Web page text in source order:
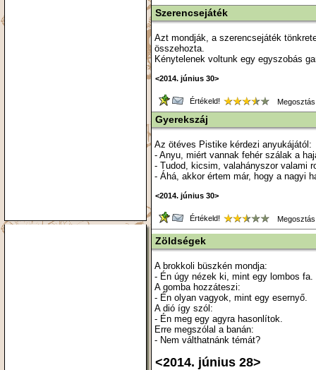
Szerencsejáték
Azt mondják, a szerencsejáték
összehozta.
Kénytelenek voltunk egy egyszobás
<2014. június 30>
Értékeld!
Gyerekszáj
Az ötéves Pistike kérdezi anyukájától:
- Anyu, miért vannak fehér szálak a
- Tudod, kicsim, valahányszor valami
- Áhá, akkor értem már, hogy a nagyi
<2014. június 30>
Értékeld!
Zöldségek
A brokkoli büszkén mondja:
- Én úgy nézek ki, mint egy lombos fa.
A gomba hozzáteszi:
- Én olyan vagyok, mint egy esernyő.
A dió így szól:
- Én meg egy agyra hasonlítok.
Erre megszólal a banán:
- Nem válthatnánk témát?
<2014. június 28>